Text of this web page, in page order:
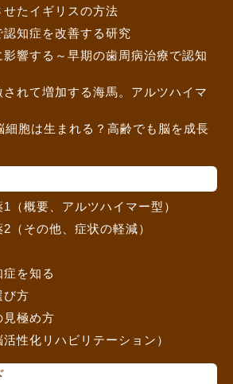
たイギリスの方法
知症を改善する研究
響する～早期の歯周病治療で認知
されて増加する海馬。アルツハイマ
細胞は生まれる？高齢でも脳を成長
（概要、アルツハイマー型）
（その他、症状の軽減）
を知る
び方
見極め方
性化リハビリテーション）